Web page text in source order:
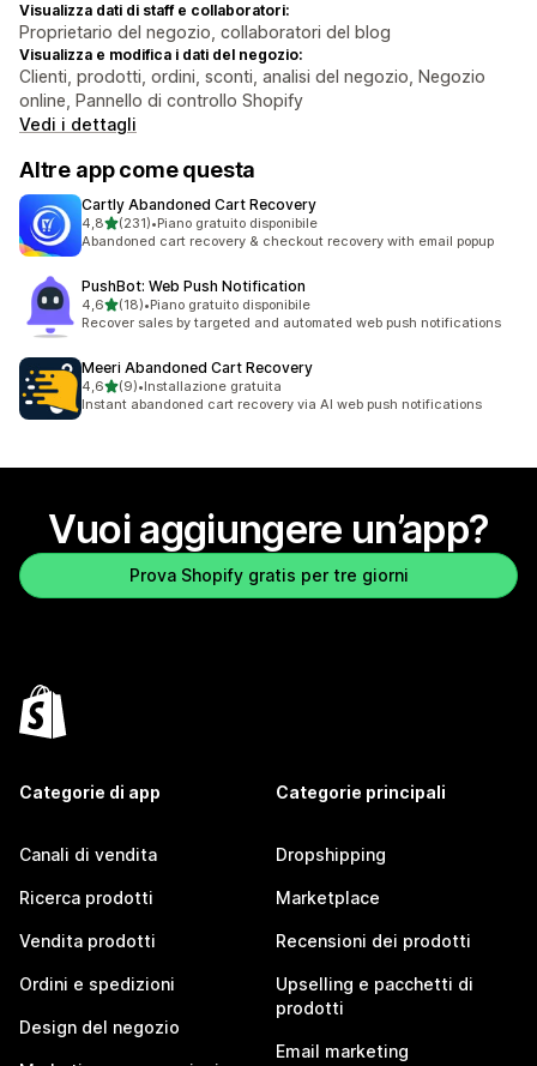
Visualizza dati di staff e collaboratori:
Proprietario del negozio, collaboratori del blog
Visualizza e modifica i dati del negozio:
Clienti, prodotti, ordini, sconti, analisi del negozio, Negozio
online, Pannello di controllo Shopify
Vedi i dettagli
Altre app come questa
Cartly Abandoned Cart Recovery
4,8stelle su 5
(231)
231 recensioni totali
•Piano gratuito disponibile
Abandoned cart recovery & checkout recovery with email popup
PushBot: Web Push Notification
4,6stelle su 5
(18)
18 recensioni totali
•Piano gratuito disponibile
Recover sales by targeted and automated web push notifications
Meeri Abandoned Cart Recovery
4,6stelle su 5
(9)
9 recensioni totali
•Installazione gratuita
Instant abandoned cart recovery via AI web push notifications
Vuoi aggiungere un’app?
Prova Shopify gratis per tre giorni
Categorie di app
Canali di vendita
Ricerca prodotti
Vendita prodotti
Ordini e spedizioni
Design del negozio
Categorie principali
Dropshipping
Marketplace
Recensioni dei prodotti
Upselling e pacchetti di
prodotti
Email marketing